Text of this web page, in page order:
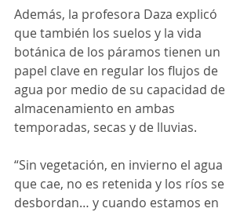
Además, la profesora Daza explicó
que también los suelos y la vida
botánica de los páramos tienen un
papel clave en regular los flujos de
agua por medio de su capacidad de
almacenamiento en ambas
temporadas, secas y de lluvias.
“Sin vegetación, en invierno el agua
que cae, no es retenida y los ríos se
desbordan… y cuando estamos en